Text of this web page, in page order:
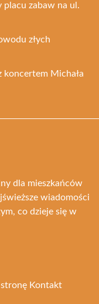
placu zabaw na ul.
złych
koncertem Michała
dla mieszkańców
wiadomości
co dzieje się w
Kontakt